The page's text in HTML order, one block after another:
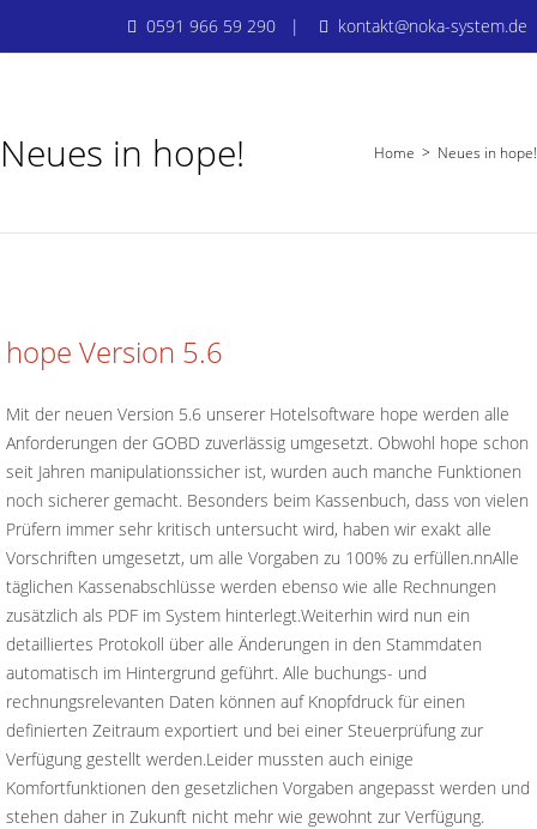
0591 966 59 290 | kontakt@noka-system.de
Neues in hope! Home > Neues in hope!
hope Version 5.6
Mit der neuen Version 5.6 unserer Hotelsoftware hope werden alle
Anforderungen der GOBD zuverlässig umgesetzt. Obwohl hope schon
seit Jahren manipulationssicher ist, wurden auch manche Funktionen
noch sicherer gemacht. Besonders beim Kassenbuch, dass von vielen
Prüfern immer sehr kritisch untersucht wird, haben wir exakt alle
Vorschriften umgesetzt, um alle Vorgaben zu 100% zu erfüllen.nnAlle
täglichen Kassenabschlüsse werden ebenso wie alle Rechnungen
zusätzlich als PDF im System hinterlegt.Weiterhin wird nun ein
detailliertes Protokoll über alle Änderungen in den Stammdaten
automatisch im Hintergrund geführt. Alle buchungs- und
rechnungsrelevanten Daten können auf Knopfdruck für einen
definierten Zeitraum exportiert und bei einer Steuerprüfung zur
Verfügung gestellt werden.Leider mussten auch einige
Komfortfunktionen den gesetzlichen Vorgaben angepasst werden und
stehen daher in Zukunft nicht mehr wie gewohnt zur Verfügung.